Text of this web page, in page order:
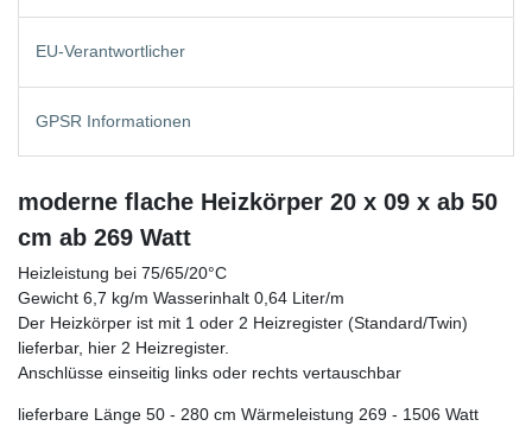
EU-Verantwortlicher
GPSR Informationen
moderne flache Heizkörper 20 x 09 x ab 50
cm ab 269 Watt
Heizleistung bei 75/65/20°C
Gewicht 6,7 kg/m Wasserinhalt 0,64 Liter/m
Der Heizkörper ist mit 1 oder 2 Heizregister (Standard/Twin)
lieferbar, hier 2 Heizregister.
Anschlüsse einseitig links oder rechts vertauschbar
lieferbare Länge 50 - 280 cm Wärmeleistung 269 - 1506 Watt